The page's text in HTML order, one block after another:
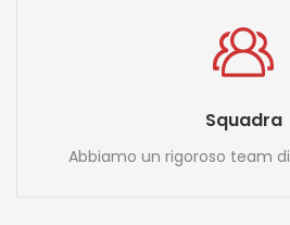
Squadra
Abbiamo un rigoroso team